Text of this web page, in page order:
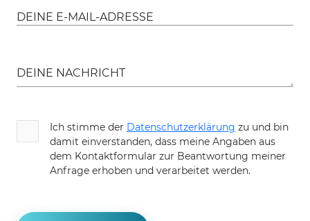
DEINE E-MAIL-ADRESSE
DEINE NACHRICHT
Ich stimme der Datenschutzerklärung zu und bin
damit einverstanden, dass meine Angaben aus
dem Kontaktformular zur Beantwortung meiner
Anfrage erhoben und verarbeitet werden.